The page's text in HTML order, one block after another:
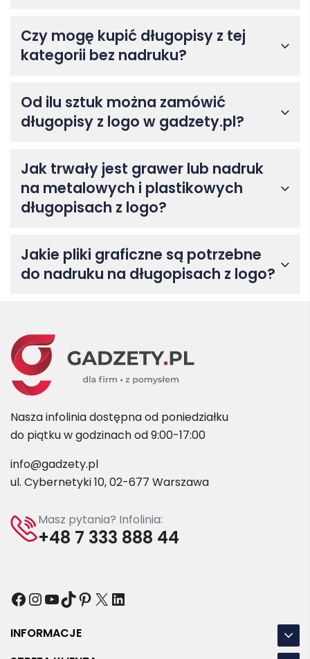
Czy mogę kupić długopisy z tej
kategorii bez nadruku?
Od ilu sztuk można zamówić
długopisy z logo w gadzety.pl?
Jak trwały jest grawer lub nadruk
na metalowych i plastikowych
długopisach z logo?
Jakie pliki graficzne są potrzebne
do nadruku na długopisach z logo?
Nasza infolinia dostępna od poniedziałku
do piątku w godzinach od 9:00-17:00
info@gadzety.pl
ul. Cybernetyki 10, 02-677 Warszawa
Masz pytania? Infolinia:
+48 7 333 888 44
Facebook
Instagram
YouTube
TikTok
Pinterest
X LinkedIn
INFORMACJE